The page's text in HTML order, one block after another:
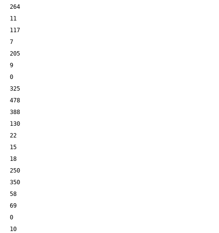
264
11
117
7
205
9
0
325
478
388
130
22
15
18
250
350
58
69
0
10